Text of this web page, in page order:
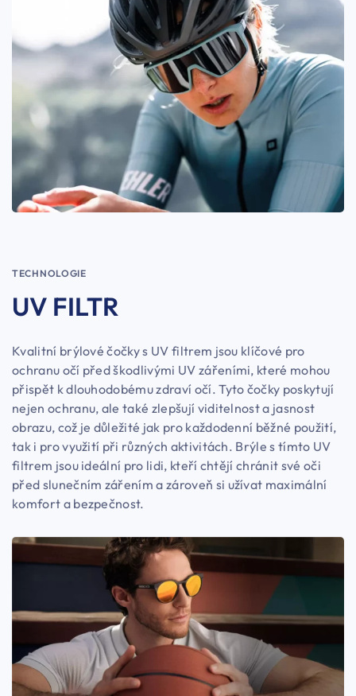
TECHNOLOGIE
UV FILTR
Kvalitní brýlové čočky s UV filtrem jsou klíčové pro
ochranu očí před škodlivými UV zářeními, které mohou
přispět k dlouhodobému zdraví očí. Tyto čočky poskytují
nejen ochranu, ale také zlepšují viditelnost a jasnost
obrazu, což je důležité jak pro každodenní běžné použití,
tak i pro využití při různých aktivitách. Brýle s tímto UV
filtrem jsou ideální pro lidi, kteří chtějí chránit své oči
před slunečním zářením a zároveň si užívat maximální
komfort a bezpečnost.